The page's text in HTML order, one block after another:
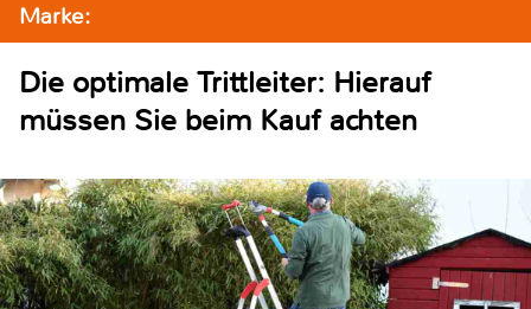
Marke:
Die optimale Trittleiter: Hierauf
müssen Sie beim Kauf achten